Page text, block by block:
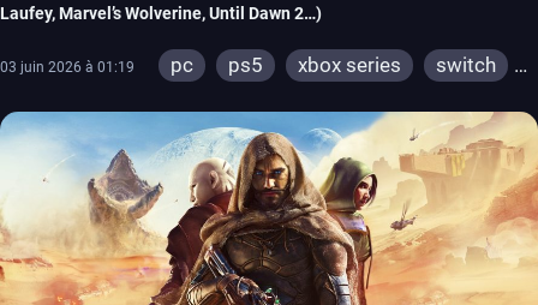
Laufey, Marvel’s Wolverine, Until Dawn 2…)
03 juin 2026 à 01:19 pc ps5 xbox series
switch